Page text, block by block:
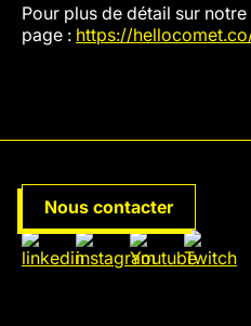
Pour plus de détail sur
page : https://
Nous contacter